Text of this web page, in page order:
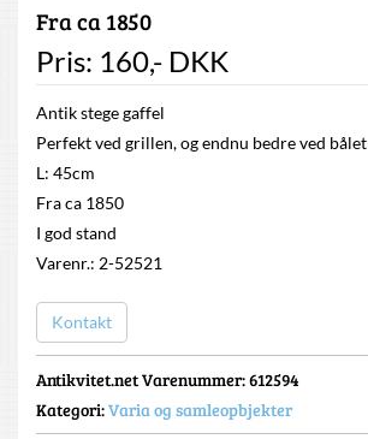
Fra ca 1850
Pris: 160,- DKK
Antik stege gaffel
Perfekt ved grillen, og endnu bedre ved bålet
L: 45cm
Fra ca 1850
I god stand
Varenr.: 2-52521
Kontakt
Antikvitet.net Varenummer: 612594
Kategori:Varia og samleopbjekter